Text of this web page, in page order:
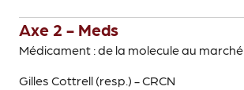
Axe 2 - Meds
Médicament : de la molecule au marché
Gilles Cottrell (resp.) - CRCN